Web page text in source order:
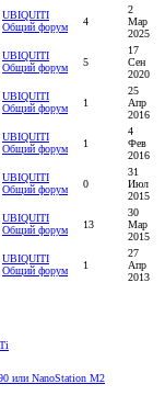
UBIQUITI
Общий форум
4
2
Мар
2025
UBIQUITI
Общий форум
5
17
Сен
2020
UBIQUITI
Общий форум
1
25
Апр
2016
UBIQUITI
Общий форум
1
4
Фев
2016
UBIQUITI
Общий форум
0
31
Июл
2015
UBIQUITI
Общий форум
13
30
Мар
2015
UBIQUITI
Общий форум
1
27
Апр
2013
или NanoStation M2